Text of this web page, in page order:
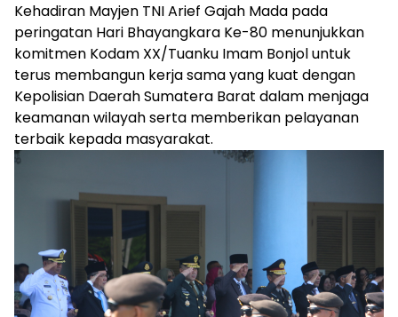
Kehadiran Mayjen TNI Arief Gajah Mada pada
peringatan Hari Bhayangkara Ke-80 menunjukkan
komitmen Kodam XX/Tuanku Imam Bonjol untuk
terus membangun kerja sama yang kuat dengan
Kepolisian Daerah Sumatera Barat dalam menjaga
keamanan wilayah serta memberikan pelayanan
terbaik kepada masyarakat.